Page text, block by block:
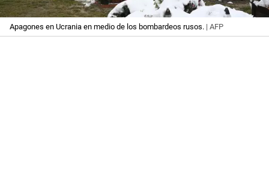
Apagones en Ucrania en medio de los bombardeos rusos. | AFP